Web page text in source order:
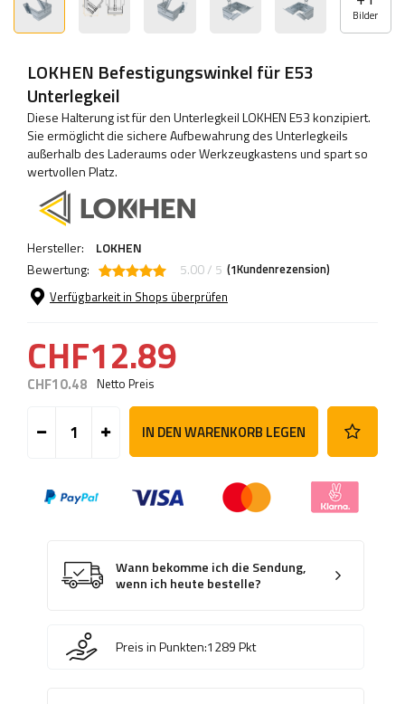
Bilder
LOKHEN Befestigungswinkel für E53
Unterlegkeil
Diese Halterung ist für den Unterlegkeil LOKHEN E53 konzipiert.
Sie ermöglicht die sichere Aufbewahrung des Unterlegkeils
außerhalb des Laderaums oder Werkzeugkastens und spart so
wertvollen Platz.
Hersteller:
LOKHEN
Bewertung:
5.00 / 5 (1Kundenrezension)
Verfügbarkeit in Shops überprüfen
CHF12.89
CHF10.48 Netto Preis
IN DEN WARENKORB LEGEN
Wann bekomme ich die Sendung,
wenn ich heute bestelle?
Preis in Punkten:1289Pkt